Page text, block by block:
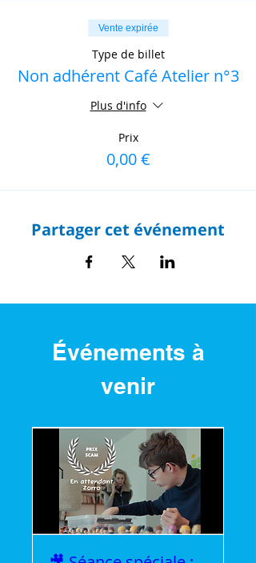
Vente expirée
Type de billet
Non adhérent Café Atelier n°3
Plus d'info
Prix
0,00 €
Partager cet événement
Événements à
venir